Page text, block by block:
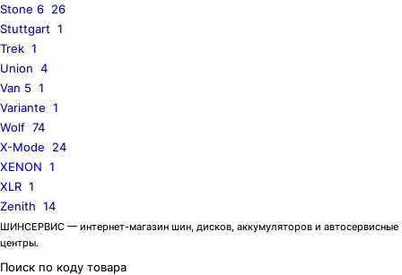
Stone 6 26
Stuttgart 1
Trek 1
Union 4
Van 5 1
Variante 1
Wolf 74
X-Mode
24
XENON 1
XLR 1
Zenith 14
ШИНСЕРВИС — интернет-магазин шин, дисков, аккумуляторов и автосервисные
центры.
Поиск по коду товара